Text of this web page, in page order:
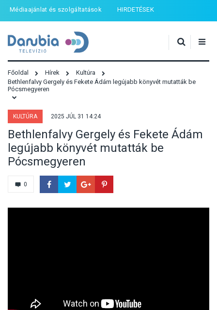
Médiaajánlat és szolgáltatások HIRDETÉSEK
Főoldal Hírek
Kultúra
Bethlenfalvy Gergely és Fekete Ádám legújabb könyvét mutatták be
Pócsmegyeren
KULTÚRA 2025 JÚL 31 14:24
Bethlenfalvy Gergely és Fekete Ádám
legújabb könyvét mutatták be
Pócsmegyeren
0